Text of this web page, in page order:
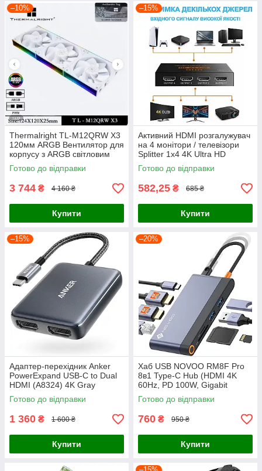
–10%
Thermalright TL-M12QRW X3
120мм ARGB Вентилятор для
корпусу з ARGB світловим
ефектом «Нескінченне
дзеркало»,
Готово до відправки
3 744 ₴ 4 160 ₴
Купити
–15%
Активний HDMI розгалужувач
на 4 монітори / телевізори
Splitter 1x4 4K Ultra HD
Готово до відправки
582,25 ₴ 685 ₴
Купити
–15%
Адаптер-перехідник Anker
PowerExpand USB-C to Dual
HDMI (A8324) 4K Gray
Готово до відправки
1 360 ₴ 1 600 ₴
Купити
–20%
Хаб USB NOVOO RM8F Pro
8в1 Type-C Hub (HDMI 4K
60Hz, PD 100W, Gigabit
Ethernet, USB 3.2) — Док-
станція
Готово до відправки
760 ₴ 950 ₴
Купити